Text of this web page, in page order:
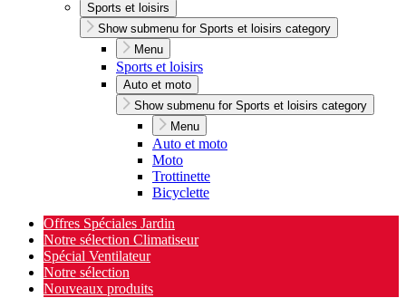
Sports et loisirs
Show submenu for Sports et loisirs category
Menu
Sports et loisirs
Auto et moto
Show submenu for Sports et loisirs category
Menu
Auto et moto
Moto
Trottinette
Bicyclette
Offres Spéciales Jardin
Notre sélection Climatiseur
Spécial Ventilateur
Notre sélection
Nouveaux produits